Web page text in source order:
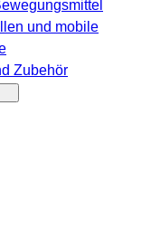
und mobile
Zubehör